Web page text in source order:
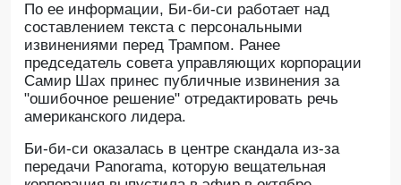
По ее информации, Би-би-си работает над
составлением текста с персональными
извинениями перед Трампом. Ранее
председатель совета управляющих корпорации
Самир Шах принес публичные извинения за
"ошибочное решение" отредактировать речь
американского лидера.
Би-би-си оказалась в центре скандала из-за
передачи Panorama, которую вещательная